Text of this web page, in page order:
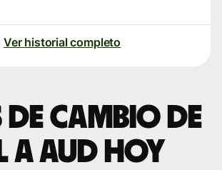
Ver historial completo
de cambio de
a AUD hoy